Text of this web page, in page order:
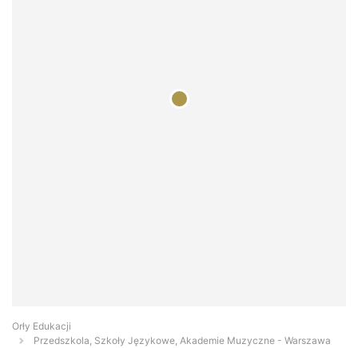
Orły Edukacji
Przedszkola, Szkoły Językowe, Akademie Muzyczne - Warszawa